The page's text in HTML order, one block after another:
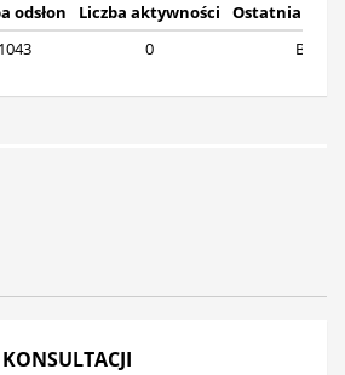
odsłon Liczba aktywności
Ostatnia
1043 0 Brak